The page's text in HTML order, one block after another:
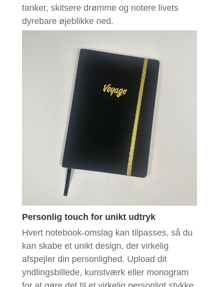
tanker, skitsere drømme og notere livets
dyrebare øjeblikke ned.
Personlig touch for unikt udtryk
Hvert notebook-omslag kan tilpasses, så du
kan skabe et unikt design, der virkelig
afspejler din personlighed. Upload dit
yndlingsbillede, kunstværk eller monogram